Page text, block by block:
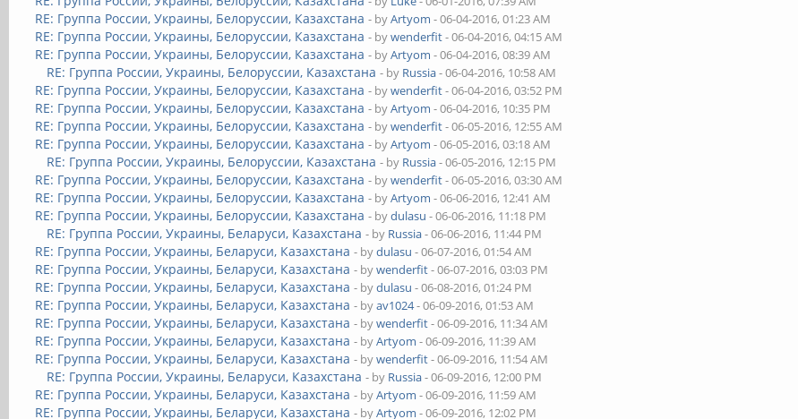
RE: Группа России, Украины, Белоруссии, Казахстана - byArtyom - 06-04-2016, 01:23 AM
RE: Группа России, Украины, Белоруссии, Казахстана - bywenderfit- 06-04-2016, 04:15 AM
RE: Группа России, Украины, Белоруссии, Казахстана - byArtyom - 06-04-2016, 08:39 AM
RE: Группа России, Украины, Белоруссии, Казахстана - by Russia- 06-04-2016, 10:58 AM
RE: Группа России, Украины, Белоруссии, Казахстана - bywenderfit- 06-04-2016, 03:52 PM
RE: Группа России, Украины, Белоруссии, Казахстана - byArtyom - 06-04-2016, 10:35 PM
RE: Группа России, Украины, Белоруссии, Казахстана - bywenderfit- 06-05-2016, 12:55 AM
RE: Группа России, Украины, Белоруссии, Казахстана - byArtyom - 06-05-2016, 03:18 AM
RE: Группа России, Украины, Белоруссии, Казахстана - by Russia- 06-05-2016, 12:15 PM
RE: Группа России, Украины, Белоруссии, Казахстана - bywenderfit- 06-05-2016, 03:30 AM
RE: Группа России, Украины, Белоруссии, Казахстана - byArtyom - 06-06-2016, 12:41 AM
RE: Группа России, Украины, Белоруссии, Казахстана - bydulasu - 06-06-2016, 11:18 PM
RE: Группа России, Украины, Беларуси, Казахстана - by Russia- 06-06-2016, 11:44 PM
RE: Группа России, Украины, Беларуси, Казахстана - bydulasu - 06-07-2016, 01:54 AM
RE: Группа России, Украины, Беларуси, Казахстана - bywenderfit- 06-07-2016, 03:03 PM
RE: Группа России, Украины, Беларуси, Казахстана - bydulasu - 06-08-2016, 01:24 PM
RE: Группа России, Украины, Беларуси, Казахстана - byav1024- 06-09-2016, 01:53 AM
RE: Группа России, Украины, Беларуси, Казахстана - bywenderfit- 06-09-2016, 11:34 AM
RE: Группа России, Украины, Беларуси, Казахстана - byArtyom - 06-09-2016, 11:39 AM
RE: Группа России, Украины, Беларуси, Казахстана - bywenderfit- 06-09-2016, 11:54 AM
RE: Группа России, Украины, Беларуси, Казахстана - by Russia- 06-09-2016, 12:00 PM
RE: Группа России, Украины, Беларуси, Казахстана - byArtyom - 06-09-2016, 11:59 AM
RE: Группа России, Украины, Беларуси, Казахстана - byArtyom - 06-09-2016, 12:02 PM